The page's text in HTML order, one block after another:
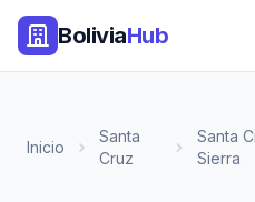
BoliviaHub
Inicio
Santa
Cruz
Santa
Sierra